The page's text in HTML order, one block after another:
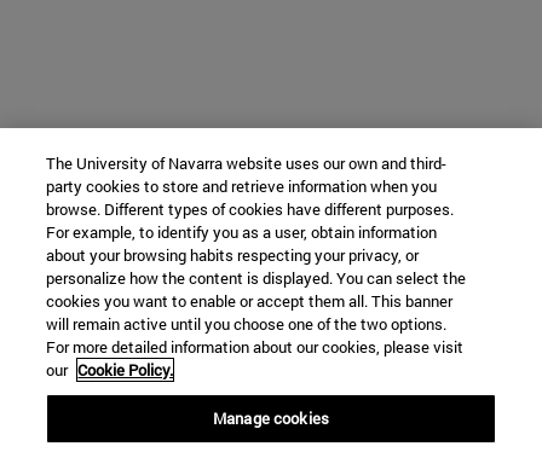
The University of Navarra website uses our own and third-
party cookies to store and retrieve information when you
browse. Different types of cookies have different purposes.
For example, to identify you as a user, obtain information
about your browsing habits respecting your privacy, or
personalize how the content is displayed. You can select the
cookies you want to enable or accept them all. This banner
will remain active until you choose one of the two options.
For more detailed information about our cookies, please visit
our Cookie Policy.
Manage cookies